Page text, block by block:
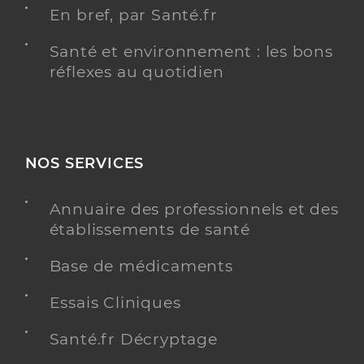
En bref, par Santé.fr
Santé et environnement : les bons
réflexes au quotidien
NOS SERVICES
Annuaire des professionnels et des
établissements de santé
Base de médicaments
Essais Cliniques
Santé.fr Décryptage